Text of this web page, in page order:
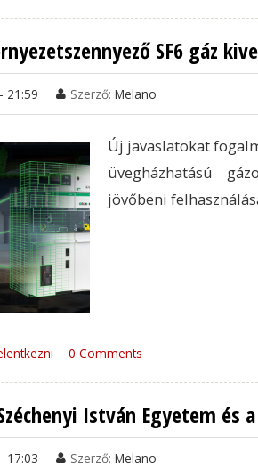
SF6 gáz
21:59 Szerző: Melano
Új javaslatokat
üvegházhatású
jövőbeni
0 Comments
István Egyetem és
17:03 Szerző: Melano